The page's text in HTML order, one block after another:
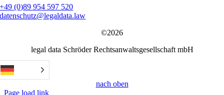
+49 (0)89 954 597 520
datenschutz@legaldata.law
©2026
legal data Schröder Rechtsanwaltsgesellschaft mbH
nach oben
Page load link